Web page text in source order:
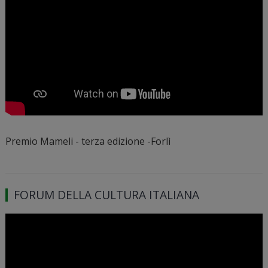
Premio Mameli - terza edizione -Forlì
FORUM DELLA CULTURA ITALIANA